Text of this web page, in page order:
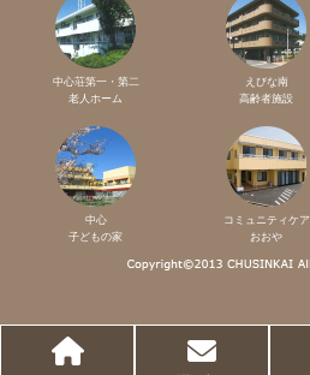
中心荘第一・第二
老人ホーム
えびな南
高齢者施設
中心
子どもの家
コミュニティケア
おおや